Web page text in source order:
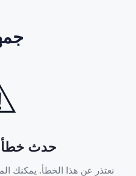
حدث خطأ
نعتذر عن هذا الخطأ. يمكنك